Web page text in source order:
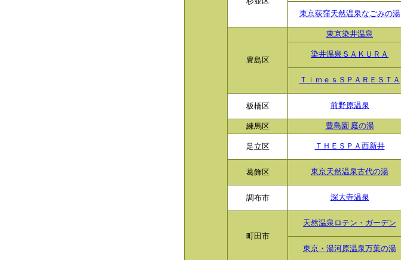
東京荻窪天然温泉なごみの湯
豊島区
東京染井温泉
染井温泉ＳＡＫＵＲＡ
ＴｉｍｅｓＳＰＡＲＥＳＴＡ
板橋区 前野原温泉
練馬区
豊島園 庭の湯
足立区 ＴＨＥＳＰＡ西新井
葛飾区 東京天然温泉古代の湯
調布市 深大寺温泉
町田市
天然温泉ロテン・ガーデン
東京・湯河原温泉万葉の湯